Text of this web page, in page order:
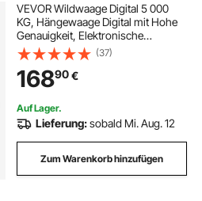
VEVOR Wildwaage Digital 5 000
KG, Hängewaage Digital mit Hohe
Genauigkeit, Elektronische
Kranwaage Hängewaage Digitale
Haken, Mini tragbare Hängewaage
mit LCD Anzeige für Reisen Koffer,
Fischerei
(37)
16890€
Auf Lager.
Lieferung:sobald Mi. Aug. 12
Zum Warenkorb hinzufügen